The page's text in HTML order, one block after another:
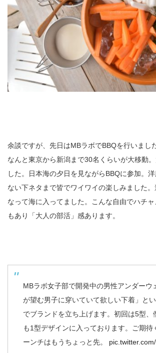
余談ですが、先日はMBラボでBBQを行いました
なんと東京から新潟まで30名くらいが大移動
した。日本海の夕日を見ながらBBQに参加。
ない下ネタまで皆でワイワイの楽しみました
なって海に入ってました。こんな自由でハチ
もあり「大人の部活」感あります。
MBラボ女子部で開発中の男性アンダーウ
が望む男子に穿いていて欲しい下着」と
でブランドを立ち上げます。初回は5型、
も1型デザインに入っております。ご期待
ーンチはもうちょっと先。